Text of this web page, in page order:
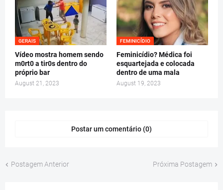
GERAIS
Vídeo mostra homem sendo
m0rt0 a tir0s dentro do
próprio bar
August 21, 2023
FEMINICÍDIO
Feminicídio? Médica foi
esquartejada e colocada
dentro de uma mala
August 19, 2023
Postar um comentário (0)
Postagem Anterior Próxima Postagem